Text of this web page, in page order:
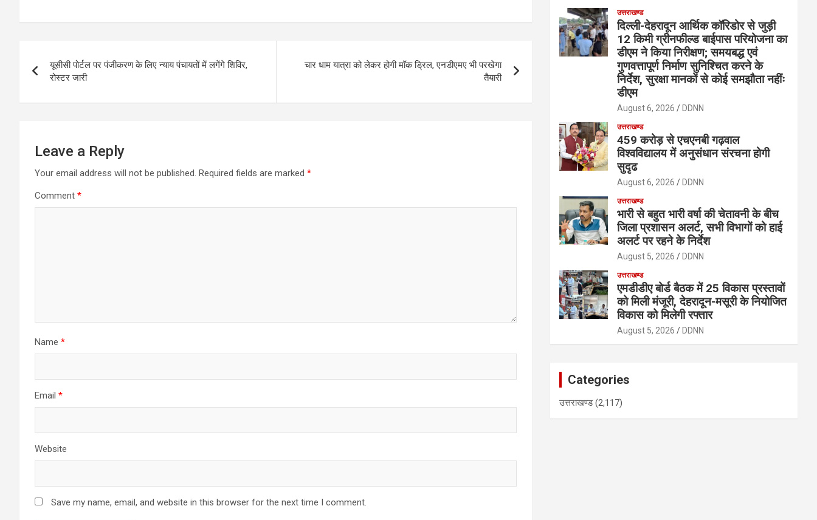
at
A
p
p
ce
o
o
k
e
a
ail ar
navigation
यूसीसी पोर्टल पर पंजीकरण के लिए न्याय पंचायतों में लगेंगे शिविर,
रोस्टर जारी
चार धाम यात्रा को लेकर होगी मॉक ड्रिल, एनडीएमए भी परखेगा
तैयारी
Leave a Reply
Your email address will not be published. Required fields are marked *
Comment *
Name *
Email *
Website
Save my name, email, and website in this browser for the next time I comment.
उत्तराखण्ड
दिल्ली-देहरादून आर्थिक कॉरिडोर से जुड़ी
12 किमी ग्रीनफील्ड बाईपास परियोजना का
डीएम ने किया निरीक्षण; समयबद्ध एवं
गुणवत्तापूर्ण निर्माण सुनिश्चित करने के
निर्देश, सुरक्षा मानकों से कोई समझौता नहींः
डीएम
August 6, 2026 DDNN
उत्तराखण्ड
459 करोड़ से एचएनबी गढ़वाल
विश्वविद्यालय में अनुसंधान संरचना होगी
सुदृढ
August 6, 2026 DDNN
उत्तराखण्ड
भारी से बहुत भारी वर्षा की चेतावनी के बीच
जिला प्रशासन अलर्ट, सभी विभागों को हाई
अलर्ट पर रहने के निर्देश
August 5, 2026 DDNN
उत्तराखण्ड
एमडीडीए बोर्ड बैठक में 25 विकास प्रस्तावों
को मिली मंजूरी, देहरादून-मसूरी के नियोजित
विकास को मिलेगी रफ्तार
August 5, 2026 DDNN
Categories
उत्तराखण्ड(2,117)